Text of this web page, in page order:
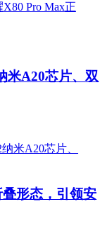
米A20芯片、双
形态，引领安